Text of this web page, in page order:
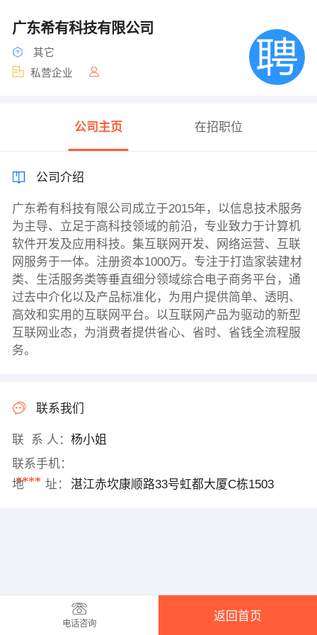
广东希有科技有限公司
其它
私营企业
公司主页 在招职位
公司介绍
广东希有科技有限公司成立于2015年，以信息技术服务
为主导、立足于高科技领域的前沿，专业致力于计算机
软件开发及应用科技。集互联网开发、网络运营、互联
网服务于一体。注册资本1000万。专注于打造家装建材
类、生活服务类等垂直细分领域综合电子商务平台，通
过去中介化以及产品标准化，为用户提供简单、透明、
高效和实用的互联网平台。以互联网产品为驱动的新型
互联网业态，为消费者提供省心、省时、省钱全流程服
务。
联系我们
联 系 人： 杨小姐
联系手机：
****
地 址： 湛江赤坎康顺路33号虹都大厦C栋1503
电话咨询
返回首页